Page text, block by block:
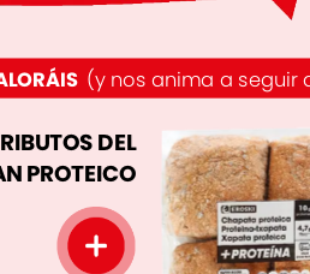
(y nos anima a seguir
DEL
PROTEICO